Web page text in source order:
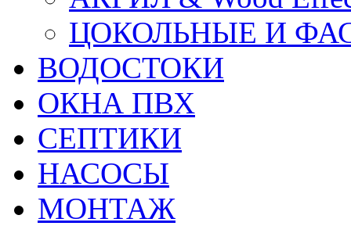
ЦОКОЛЬНЫЕ И
ВОДОСТОКИ
ОКНА ПВХ
СЕПТИКИ
НАСОСЫ
МОНТАЖ